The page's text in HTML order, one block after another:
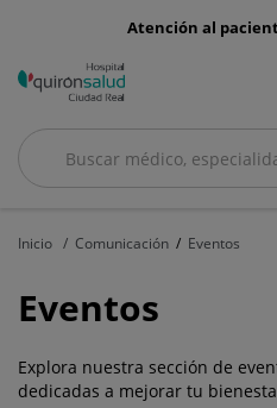
menu-
Atención al
Buscar
Buscar
Inicio Comunicación Eventos
Eventos
Eventos
Explora nuestra sección de
dedicadas a mejorar tu